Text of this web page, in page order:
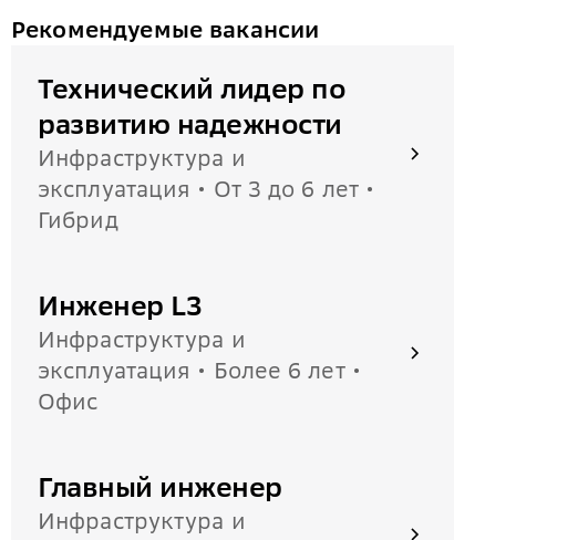
Рекомендуемые вакансии
Технический лидер по
развитию надежности
Инфраструктура и
эксплуатация • От 3 до 6 лет •
Гибрид
Инженер L3
Инфраструктура и
эксплуатация • Более 6 лет •
Офис
Главный инженер
Инфраструктура и